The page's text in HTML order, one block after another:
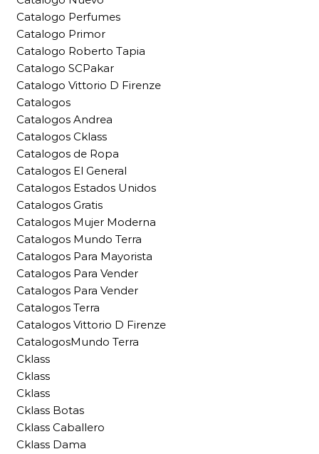
Catalogo Perfumes
Catalogo Primor
Catalogo Roberto Tapia
Catalogo SCPakar
Catalogo Vittorio D Firenze
Catalogos
Catalogos Andrea
Catalogos Cklass
Catalogos de Ropa
Catalogos El General
Catalogos Estados Unidos
Catalogos Gratis
Catalogos Mujer Moderna
Catalogos Mundo Terra
Catalogos Para Mayorista
Catalogos Para Vender
Catalogos Para Vender
Catalogos Terra
Catalogos Vittorio D Firenze
CatalogosMundo Terra
Cklass
Cklass
Cklass
Cklass Botas
Cklass Caballero
Cklass Dama